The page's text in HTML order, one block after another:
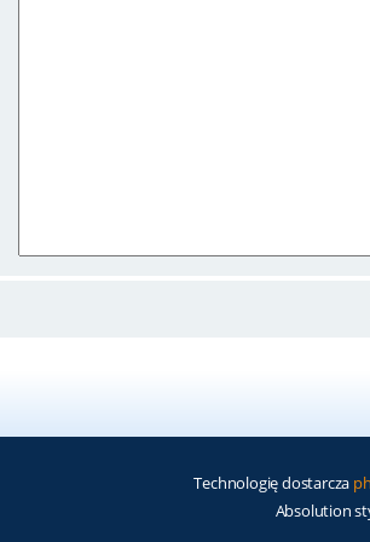
Technologię dostarcza
Absolution